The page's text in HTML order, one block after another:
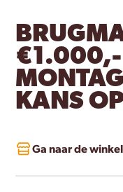
€1.000,-
KANS
Ga naar de winkel